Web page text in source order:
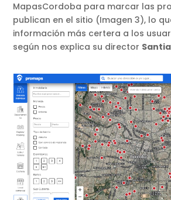
MapasCordoba para marcar las
publican en el sitio (Imagen 3), lo
información más certera a los
según nos explica su director